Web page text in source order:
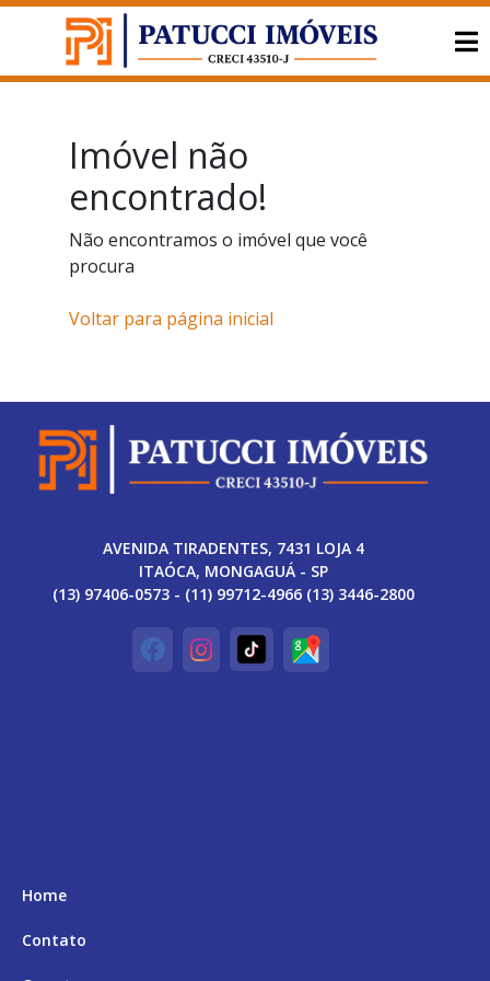
Imóvel não
encontrado!
Não encontramos o imóvel que você
procura
Voltar para página inicial
AVENIDA TIRADENTES, 7431 LOJA 4
ITAÓCA, MONGAGUÁ - SP
(13) 97406-0573 - (11) 99712-4966 (13) 3446-2800
Home
Contato